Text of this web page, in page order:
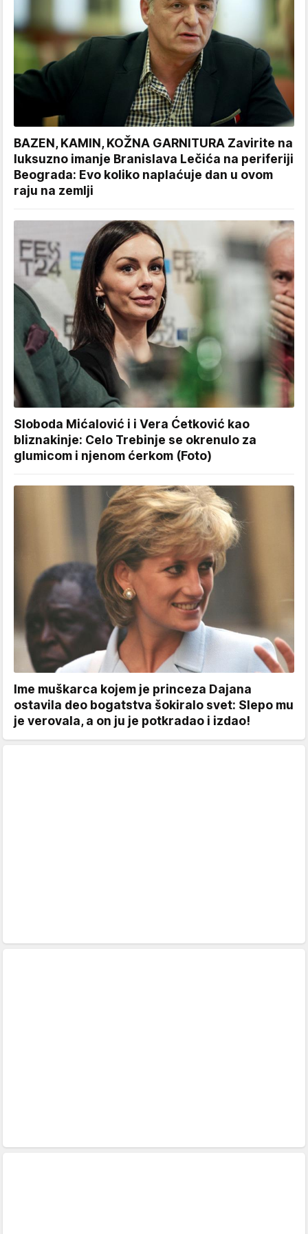
BAZEN, KAMIN, KOŽNA GARNITURA Zavirite na
luksuzno imanje Branislava Lečića na periferiji
Beograda: Evo koliko naplaćuje dan u ovom
raju na zemlji
Sloboda Mićalović i i Vera Ćetković kao
bliznakinje: Celo Trebinje se okrenulo za
glumicom i njenom ćerkom (Foto)
Ime muškarca kojem je princeza Dajana
ostavila deo bogatstva šokiralo svet: Slepo mu
je verovala, a on ju je potkradao i izdao!